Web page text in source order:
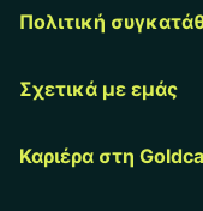
Πολιτική
Σχετικά με εμάς
Καριέρα στη